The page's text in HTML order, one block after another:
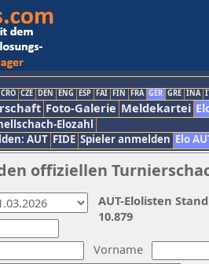
CRO CZE DEN ENG ESP FAI FIN FRA GER GRE INA
Foto-Galerie Meldekartei
Elozahl
AUT FIDE Spieler anmelden Elo
offiziellen
Vorname
AUT-Elolisten
10.879